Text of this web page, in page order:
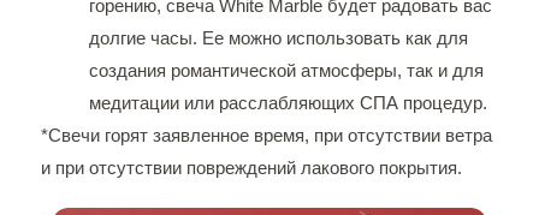
горению, свеча White Marble будет радовать вас
долгие часы. Ее можно использовать как для
создания романтической атмосферы, так и для
медитации или расслабляющих СПА процедур.
*Свечи горят заявленное время, при отсутствии ветра
и при отсутствии повреждений лакового покрытия.